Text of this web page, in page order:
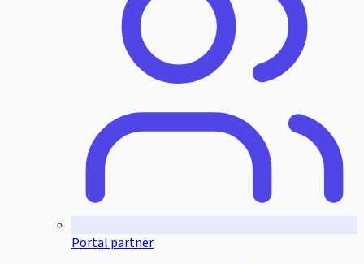
Portal partner